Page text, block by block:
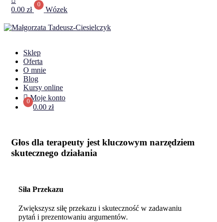
0.00 zł
0
Wózek
Sklep
Oferta
O mnie
Blog
Kursy online
Moje konto
0
0.00 zł
Głos dla terapeuty jest kluczowym narzędziem
skutecznego działania
Siła Przekazu
Zwiększysz siłę przekazu i skuteczność w zadawaniu
pytań i prezentowaniu argumentów.